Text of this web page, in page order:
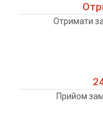
Отримати
Прийом